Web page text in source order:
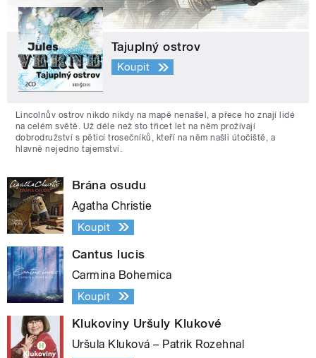
Tajuplný ostrov
Koupit
Lincolnův ostrov nikdo nikdy na mapě nenašel, a přece ho znají lidé
na celém světě. Už déle než sto třicet let na něm prožívají
dobrodružství s pěticí trosečníků, kteří na něm našli útočiště, a
hlavně nejedno tajemství.
Brána osudu
Agatha Christie
Koupit
Cantus lucis
Carmina Bohemica
Koupit
Klukoviny Uršuly Klukové
Uršula Kluková – Patrik Rozehnal